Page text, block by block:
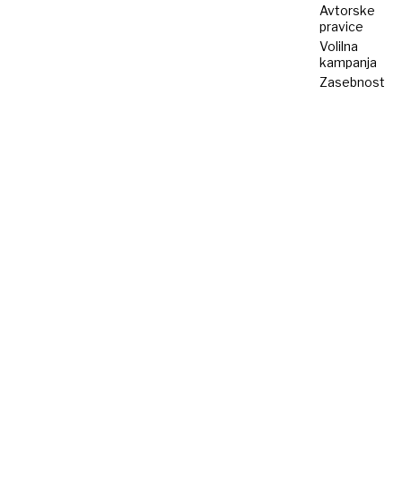
Avtorske
pravice
Volilna
kampanja
Zasebnost